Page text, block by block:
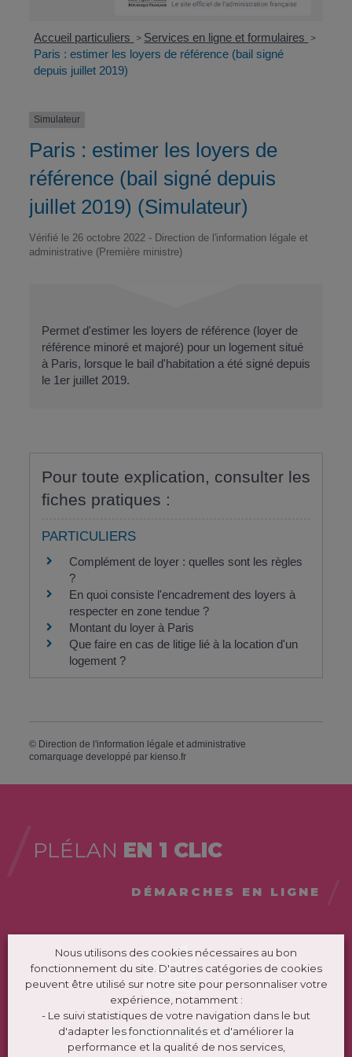
Accueil particuliers > Services en ligne et formulaires >
Paris : estimer les loyers de référence (bail signé
depuis juillet 2019)
Simulateur
Paris : estimer les loyers de
référence (bail signé depuis
juillet 2019) (Simulateur)
Vérifié le 26 octobre 2022 - Direction de l'information légale et
administrative (Première ministre)
Permet d'estimer les loyers de référence (loyer de
référence minoré et majoré) pour un logement situé
à Paris, lorsque le bail d'habitation a été signé depuis
le 1erjuillet 2019.
Pour toute explication, consulter les
fiches pratiques :
PARTICULIERS
Complément de loyer : quelles sont les règles
?
En quoi consiste l'encadrement des loyers à
respecter en zone tendue ?
Montant du loyer à Paris
Que faire en cas de litige lié à la location d'un
logement ?
© Direction de l'information légale et administrative
comarquage developpé par kienso.fr
PLÉLAN EN 1 CLIC
DÉMARCHES EN LIGNE
MÉDIATHÈQUE
Nous utilisons des cookies nécessaires au bon
fonctionnement du site. D'autres catégories de cookies
peuvent être utilisé sur notre site pour personnaliser votre
expérience, notamment :
- Le suivi statistiques de votre navigation dans le but
d'adapter les fonctionnalités et d'améliorer la
performance et la qualité de nos services,